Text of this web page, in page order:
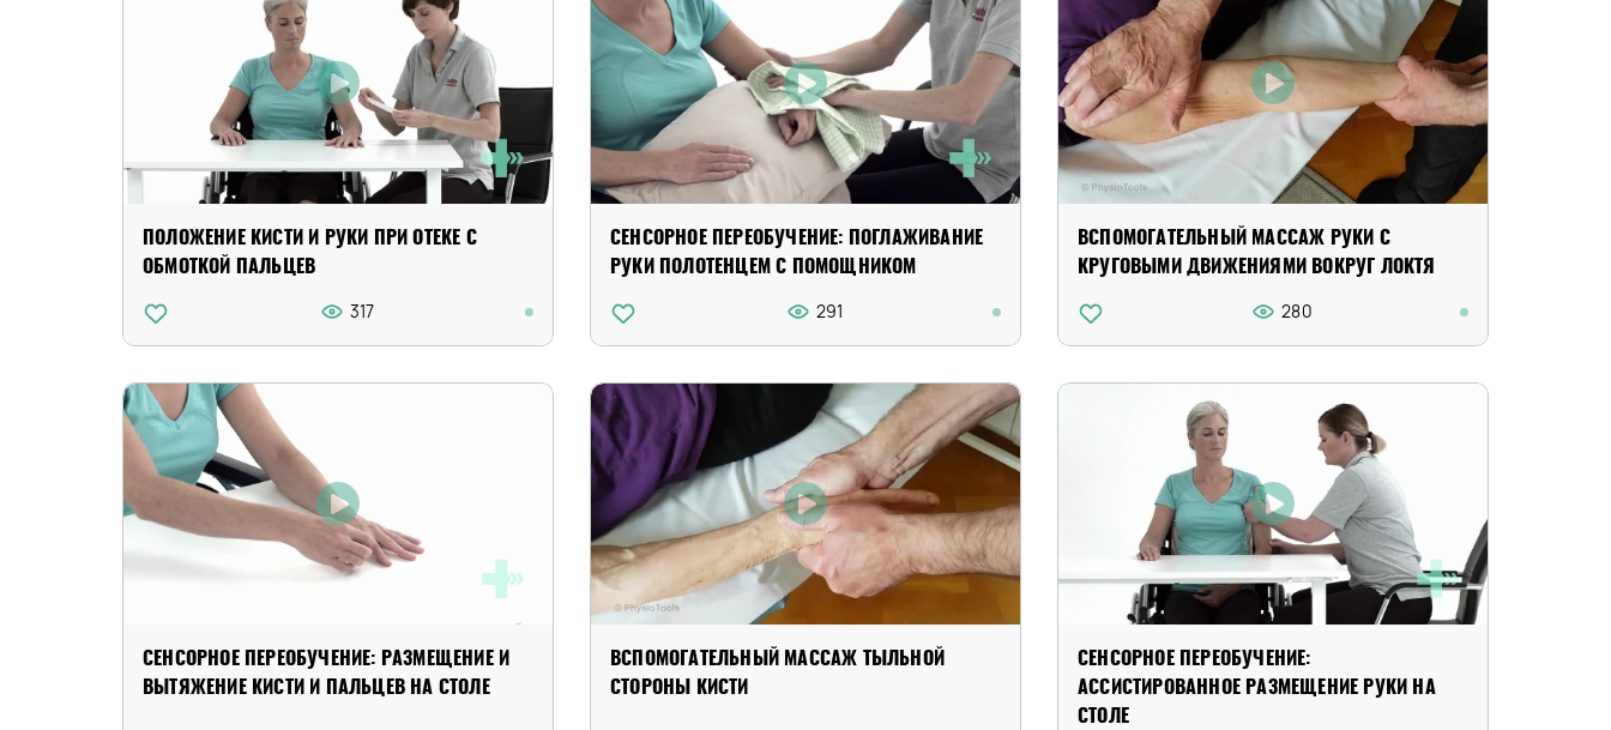
ПОЛОЖЕНИЕ КИСТИ И РУКИ ПРИ ОТЕКЕ С
ОБМОТКОЙ ПАЛЬЦЕВ
317
СЕНСОРНОЕ ПЕРЕОБУЧЕНИЕ: ПОГЛАЖИВАНИЕ
РУКИ ПОЛОТЕНЦЕМ С ПОМОЩНИКОМ
291
ВСПОМОГАТЕЛЬНЫЙ МАССАЖ РУКИ С
КРУГОВЫМИ ДВИЖЕНИЯМИ ВОКРУГ ЛОКТЯ
280
СЕНСОРНОЕ ПЕРЕОБУЧЕНИЕ: РАЗМЕЩЕНИЕ И
ВЫТЯЖЕНИЕ КИСТИ И ПАЛЬЦЕВ НА СТОЛЕ
ВСПОМОГАТЕЛЬНЫЙ МАССАЖ ТЫЛЬНОЙ
СТОРОНЫ КИСТИ
СЕНСОРНОЕ ПЕРЕОБУЧЕНИЕ:
АССИСТИРОВАННОЕ РАЗМЕЩЕНИЕ РУКИ НА
СТОЛЕ